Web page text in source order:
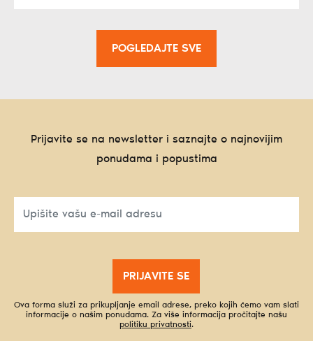
POGLEDAJTE SVE
Prijavite se na newsletter i saznajte o najnovijim
ponudama i popustima
PRIJAVITE SE
Ova forma služi za prikupljanje email adrese, preko kojih ćemo vam slati
informacije o našim ponudama. Za više informacija pročitajte našu
politiku privatnosti.